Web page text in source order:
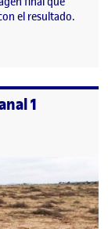
el resultado.
1